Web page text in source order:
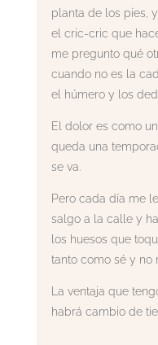
planta de los pies,
el cric-cric que
me pregunto qué
cuando no es la
el húmero y los
El dolor es como
queda una
se va.
Pero cada día me
salgo a la calle y
los huesos que
tanto como sé y no
La ventaja que
habrá cambio de